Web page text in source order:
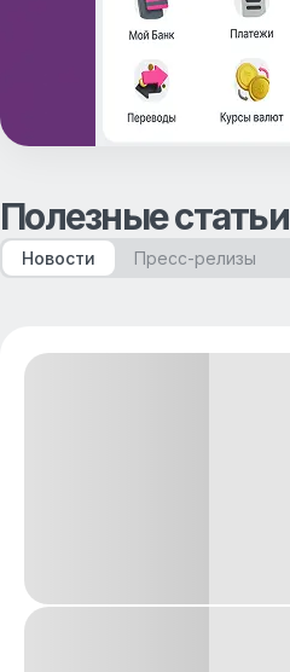
Полезные статьи
Новости Пресс-релизы